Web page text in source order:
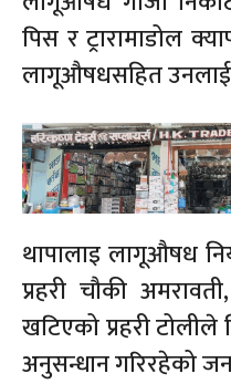
पिस र ट्रारामाडोल
लागूऔषधसहित उनलाई
थापालाइ लागूऔषध
प्रहरी चौकी
खटिएको प्रहरी टोलीले
अनुसन्धान गरिरहेको